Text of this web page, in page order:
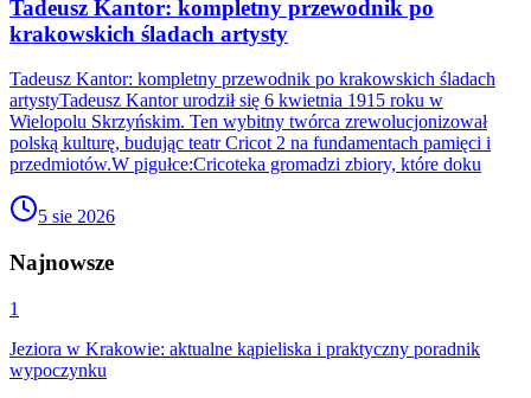
Tadeusz Kantor: kompletny przewodnik po
krakowskich śladach artysty
Tadeusz Kantor: kompletny przewodnik po krakowskich śladach
artystyTadeusz Kantor urodził się 6 kwietnia 1915 roku w
Wielopolu Skrzyńskim. Ten wybitny twórca zrewolucjonizował
polską kulturę, budując teatr Cricot 2 na fundamentach pamięci i
przedmiotów.W pigułce:Cricoteka gromadzi zbiory, które doku
5 sie 2026
Najnowsze
1
Jeziora w Krakowie: aktualne kąpieliska i praktyczny poradnik
wypoczynku